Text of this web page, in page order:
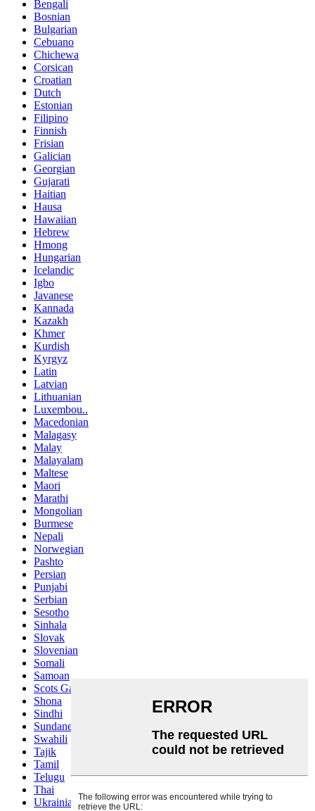
Bengali
Bosnian
Bulgarian
Cebuano
Chichewa
Corsican
Croatian
Dutch
Estonian
Filipino
Finnish
Frisian
Galician
Georgian
Gujarati
Haitian
Hausa
Hawaiian
Hebrew
Hmong
Hungarian
Icelandic
Igbo
Javanese
Kannada
Kazakh
Khmer
Kurdish
Kyrgyz
Latin
Latvian
Lithuanian
Luxembou..
Macedonian
Malagasy
Malay
Malayalam
Maltese
Maori
Marathi
Mongolian
Burmese
Nepali
Norwegian
Pashto
Persian
Punjabi
Serbian
Sesotho
Sinhala
Slovak
Slovenian
Somali
Samoan
Scots Gaelic
Shona
Sindhi
Sundanese
Swahili
Tajik
Tamil
Telugu
Thai
Ukrainian